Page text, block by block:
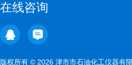
在线咨询
版权所有 © 2026 津市市石油化工仪器有